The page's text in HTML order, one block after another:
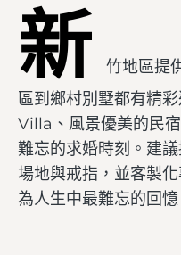
新
竹地區提
區到鄉村別墅都有精
Villa、風景優美的民
難忘的求婚時刻。建
場地與戒指，並客製
為人生中最難忘的回憶